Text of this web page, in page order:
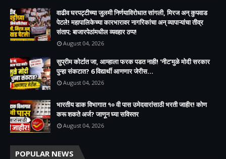
वाढीव घरपट्टीच्या जुलमी निर्णयाविरोधात सांगली, मिरज अन् कुपवाड
पेटले! महापालिकेच्या कारभारावर नागरिकांचा अन् व्यापाऱ्यांचा तीव्र
संताप; बाजारपेठांमधील व्यवहार ठप्प!​
August 04, 2026
सुप्रीम कोर्टात जा, आम्हाला फरक पडत नाही! 'नीट'मुळे मोदी सरकार
पुन्हा संकटात? 6 विद्यार्थी आणणार जेरीस...
August 04, 2026
भारतीय डाक विभागात १० वी पास उमेदवारांसाठी भरती जाहीर! कोण
करू शकते अर्ज? जाणून घ्या सविस्तर
August 04, 2026
POPULAR NEWS